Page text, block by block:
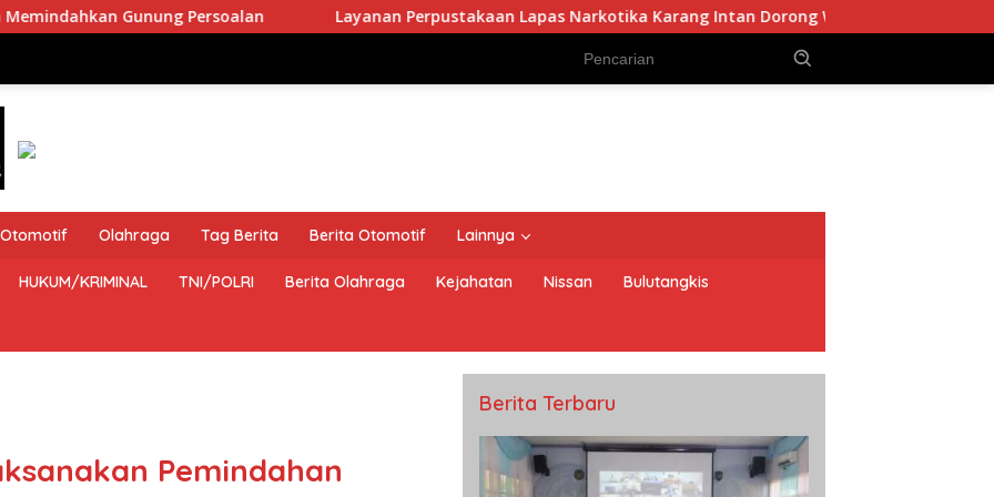
Persoalan Layanan Perpustakaan Lapas Narkotika Karang Intan Dorong Warga Binaan Gemar Membaca dan
Otomotif Olahraga Tag Berita Berita Otomotif Lainnya
HUKUM/KRIMINAL TNI/POLRI Berita Olahraga Kejahatan Nissan Bulutangkis
Pemindahan
Berita Terbaru